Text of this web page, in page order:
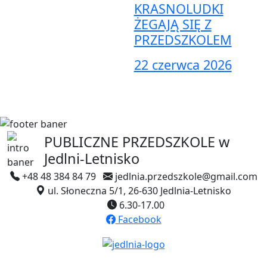
KRASNOLUDKI
ŻEGAJĄ SIĘ Z
PRZEDSZKOLEM
22 czerwca 2026
PUBLICZNE PRZEDSZKOLE w
Jedlni-Letnisko
+48 48 384 84 79
jedlnia.przedszkole@gmail.com
ul. Słoneczna 5/1, 26-630 Jedlnia-Letnisko
6.30-17.00
Facebook